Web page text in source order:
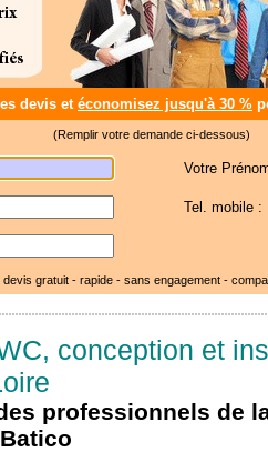
devis et économisez jusqu'à 30 %
(Remplir votre demande ci-dessous)
Votre
Tel. mobile :
gratuit - rapide - sans engagement -
conception et
professionnels de